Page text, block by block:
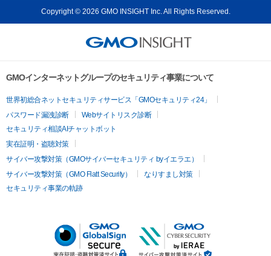
Copyright © 2026 GMO INSIGHT Inc. All Rights Reserved.
GMOインターネットグループのセキュリティ事業について
世界初総合ネットセキュリティサービス「GMOセキュリティ24」
パスワード漏洩診断
Webサイトリスク診断
セキュリティ相談AIチャットボット
実在証明・盗聴対策
サイバー攻撃対策（GMOサイバーセキュリティ byイエラエ）
サイバー攻撃対策（GMO Flatt Security）
なりすまし対策
セキュリティ事業の軌跡